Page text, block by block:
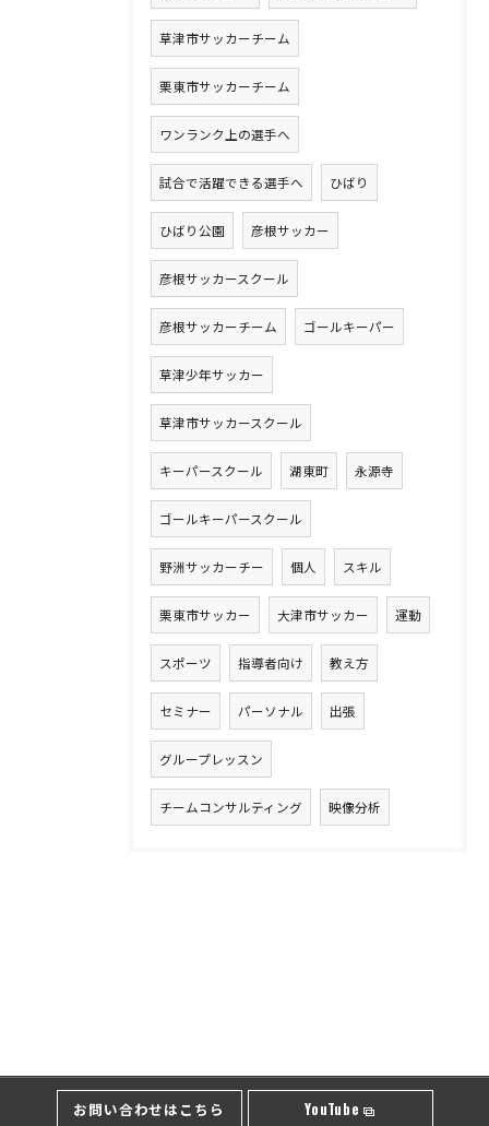
草津市サッカーチーム
栗東市サッカーチーム
ワンランク上の選手へ
試合で活躍できる選手へ ひばり
ひばり公園 彦根サッカー
彦根サッカースクール
彦根サッカーチーム ゴールキーパー
草津少年サッカー
草津市サッカースクール
キーパースクール 湖東町 永源寺
ゴールキーパースクール
野洲サッカーチー 個人 スキル
栗東市サッカー 大津市サッカー 運動
スポーツ 指導者向け 教え方
セミナー パーソナル 出張
グループレッスン
チームコンサルティング 映像分析
お問い合わせはこちら YouTube